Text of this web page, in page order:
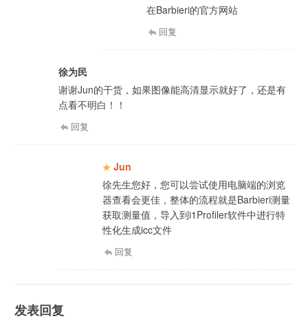
在Barbieri的官方网站
回复
徐为民
谢谢Jun的干货，如果图像能高清显示就好了，还是有
点看不明白！！
回复
Jun
徐先生您好，您可以尝试使用电脑端的浏览
器查看会更佳，整体的流程就是Barbieri测量
获取测量值，导入到i1Profiler软件中进行特
性化生成icc文件
回复
发表回复